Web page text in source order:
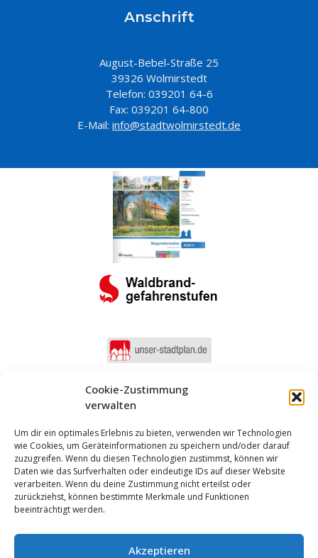
Cookie-Zustimmung
verwalten
Um dir ein optimales Erlebnis zu bieten, verwenden wir Technologien
wie Cookies, um Geräteinformationen zu speichern und/oder darauf
zuzugreifen. Wenn du diesen Technologien zustimmst, können wir
Daten wie das Surfverhalten oder eindeutige IDs auf dieser Website
verarbeiten. Wenn du deine Zustimmung nicht erteilst oder
zurückziehst, können bestimmte Merkmale und Funktionen
beeinträchtigt werden.
Akzeptieren
Anschrift
August-Bebel-Straße 25
39326 Wolmirstedt
Telefon: 039201 64-6
Fax: 039201 64-800
E-Mail: info@stadtwolmirstedt.de